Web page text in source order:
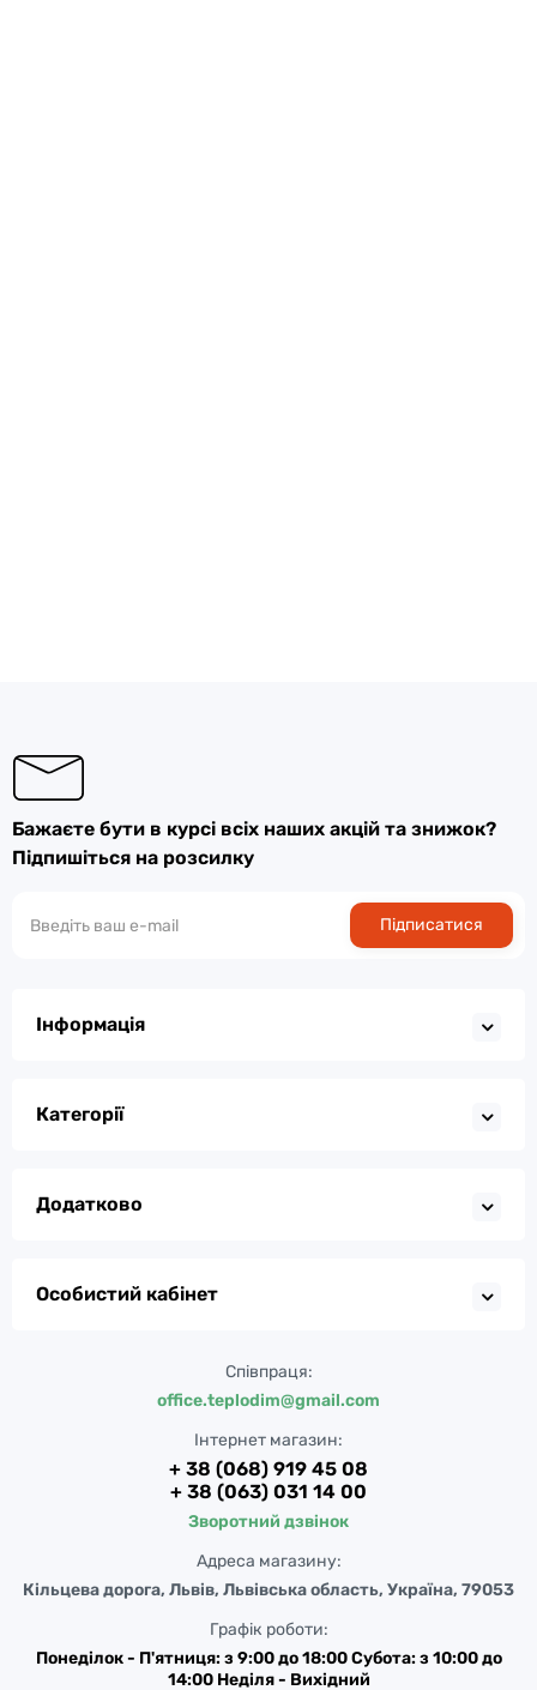
Бажаєте бути в курсі всіх наших акцій та знижок?
Підпишіться на розсилку
Підписатися
Інформація
Категорії
Додатково
Особистий кабінет
Співпраця:
office.teplodim@gmail.com
Інтернет магазин:
+ 38 (068) 919 45 08
+ 38 (063) 031 14 00
Зворотний дзвінок
Адреса магазину:
Кільцева дорога, Львів, Львівська область, Україна, 79053
Графік роботи:
Понеділок - П'ятниця: з 9:00 до 18:00 Субота: з 10:00 до
14:00 Неділя - Вихідний